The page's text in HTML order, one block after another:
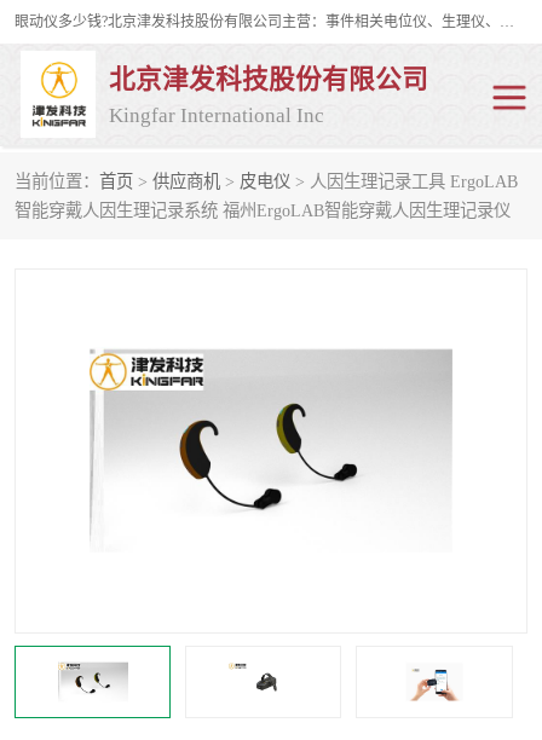
眼动仪多少钱?北京津发科技股份有限公司主营：事件相关电位仪、生理仪、肌电仪、脑电仪、皮电仪、眼动仪；是国家级高新技术企业、科技部认定的科技型中小企业和中关村高新技术企业，具备保密资格，具备自主进出口经营权；自主研发技术、产品与服务荣获多项省部级科学技术奖励、国家发明专利、国家软件著作权和省部级新技术新产品（服务）认证。
北京津发科技股份有限公司
Kingfar International Inc
当前位置： 首页 > 供应商机 > 皮电仪 > 人因生理记录工具 ErgoLAB
智能穿戴人因生理记录系统 福州ErgoLAB智能穿戴人因生理记录仪
皮电仪 脑电仪
行为观察与表情分析
人机交互实验室
神经营销与消费行为实验